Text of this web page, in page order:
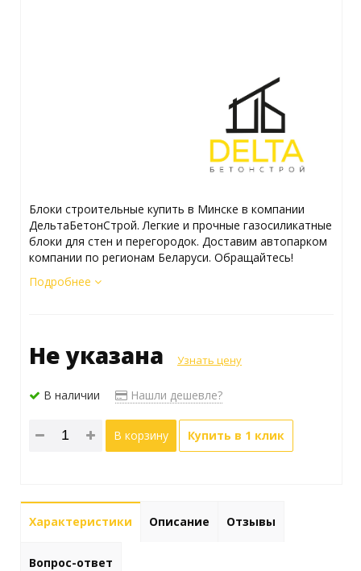
Блоки строительные купить в Минске в компании
ДельтаБетонСтрой. Легкие и прочные газосиликатные
блоки для стен и перегородок. Доставим автопарком
компании по регионам Беларуси. Обращайтесь!
Подробнее
Не указана Узнать цену
В наличии Нашли дешевле?
В корзину Купить в 1 клик
Характеристики Описание Отзывы
Вопрос-ответ